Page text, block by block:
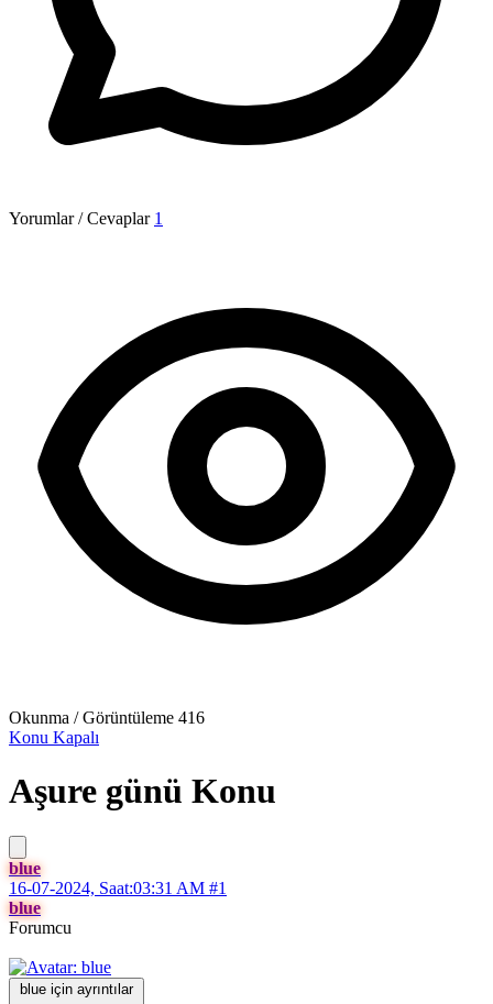
Yorumlar / Cevaplar 1
Okunma / Görüntüleme 416
Konu Kapalı
Aşure günü Konu
blue
16-07-2024, Saat:03:31 AM #1
blue
Forumcu
blue için ayrıntılar